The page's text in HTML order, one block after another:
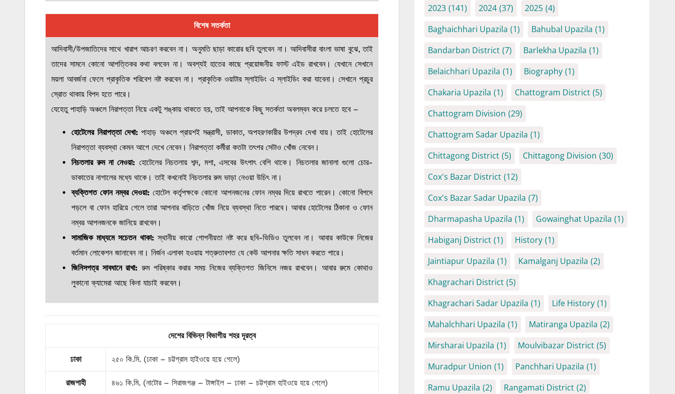
বিশেষ সতর্কতা
আদিবাসী/উপজাতিদের সাথে খারাপ আচরণ করবেন না। অনুমতি ছাড়া কারোর ছবি তুলবেন না। আদিবাসীরা বাংলা ভাষা বুঝে, তাই
তাদের সামনে কোনো আপত্তিকর কথা বলবেন না। অবশ্যই হাতের কাছে প্রয়োজনীয় ফাস্ট এইড রাখবেন। যেখানে সেখানে
ময়লা আবর্জনা ফেলে প্রাকৃতিক পরিবেশ নষ্ট করবেন না। প্রাকৃতিক ওয়াটার স্লাইডিং এ স্লাইডিং করা যাবেনা। সেখানে প্রচুর
স্রোত থাকায় বিপদ হতে পারে।
যেহেতু পাহাড়ি অঞ্চলে নিরাপত্তা নিয়ে একটু শঙ্কায় থাকতে হয়, তাই আপনাকে কিছু সতর্কতা অবলম্বন করে চলতে হবে –
হোটেলের নিরাপত্তা দেখা: পাহাড় অঞ্চলে প্রায়শই সন্ত্রাসী, ডাকাত, অপহরণকারীর উপদ্রব দেখা যায়। তাই হোটেলের
নিরাপত্তা ব্যবস্থা কেমন আগে দেখে নেবেন। নিরাপত্তা কর্মীরা কতটা তৎপর সেটাও খোঁজ নেবেন।
নিচতলার রুম না নেওয়া: হোটেলের নিচতলায় শব্দ, মশা, এসবের উৎপাৎ বেশি থাকে। নিচতলার জানালা গুলো চোর-
ডাকাতের নাগালের মধ্যে থাকে। তাই কখনোই নিচতলার রুম ভাড়া নেওয়া উচিৎ না।
ব্যক্তিগত ফোন নম্বর দেওয়া: হোটেল কর্তৃপক্ষকে কোনো আপনজনের ফোন নম্বর দিয়ে রাখতে পারেন। কোনো বিপদে
পড়লে বা ফোন হারিয়ে গেলে তারা আপনার বাড়িতে খোঁজ নিয়ে ব্যবস্থা নিতে পারবে। আবার হোটেলের ঠিকানা ও ফোন
নম্বর আপনজনকে জানিয়ে রাখবেন।
সামাজিক মাধ্যমে সচেতন থাকা: স্থানীয় কারো গোপনীয়তা নষ্ট করে ছবি-ভিডিও তুলবেন না। আবার কাউকে নিজের
বর্তমান লোকেশন জানাবেন না। নির্জন এলাকা হওয়ায় শত্রুতাবশত যে কেউ আপনার ক্ষতি সাধন করতে পারে।
জিনিসপত্র সাবধানে রাখা: রুম পরিষ্কার করার সময় নিজের ব্যক্তিগত জিনিসে নজর রাখবেন। আবার রুমে কোথাও
লুকানো ক্যামেরা আছে কিনা যাচাই করবেন।
দেশের বিভিন্ন বিভাগীয় শহর দূরত্ব
ঢাকা ২৫০ কি.মি. (ঢাকা – চট্টগ্রাম হাইওয়ে হয়ে গেলে)
রাজশাহী ৪৬১ কি.মি. (নাটোর – সিরাজগঞ্জ – টাঙ্গাইল – ঢাকা – চট্টগ্রাম হাইওয়ে হয়ে গেলে)
2023 (141) 2024 (37) 2025 (4)
Baghaichhari Upazila (1) Bahubal Upazila (1)
Bandarban District (7) Barlekha Upazila (1)
Belaichhari Upazila (1) Biography (1)
Chakaria Upazila (1) Chattogram District (5)
Chattogram Division (29)
Chattogram Sadar Upazila (1)
Chittagong District (5) Chittagong Division (30)
Cox's Bazar District (12)
Cox's Bazar Sadar Upazila (7)
Dharmapasha Upazila (1) Gowainghat Upazila (1)
Habiganj District (1) History (1)
Jaintiapur Upazila (1) Kamalganj Upazila (2)
Khagrachari District (5)
Khagrachari Sadar Upazila (1) Life History (1)
Mahalchhari Upazila (1) Matiranga Upazila (2)
Mirsharai Upazila (1) Moulvibazar District (5)
Muradpur Union (1) Panchhari Upazila (1)
Ramu Upazila (2) Rangamati District (2)